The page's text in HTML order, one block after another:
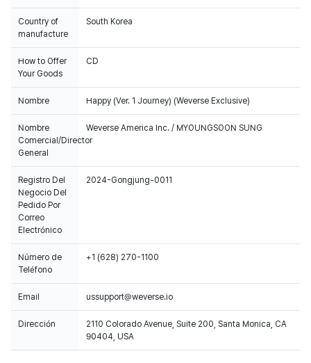
Country of
manufacture
South Korea
How to Offer
Your Goods
CD
Nombre Happy (Ver. 1 Journey) (Weverse Exclusive)
Nombre
Comercial/Director
General
Weverse America Inc. / MYOUNGSOON SUNG
Registro Del
Negocio Del
Pedido Por
Correo
Electrónico
2024-Gongjung-0011
Número de
Teléfono
+1 (628) 270-1100
Email ussupport@weverse.io
Dirección
2110 Colorado Avenue, Suite 200, Santa Monica, CA
90404, USA